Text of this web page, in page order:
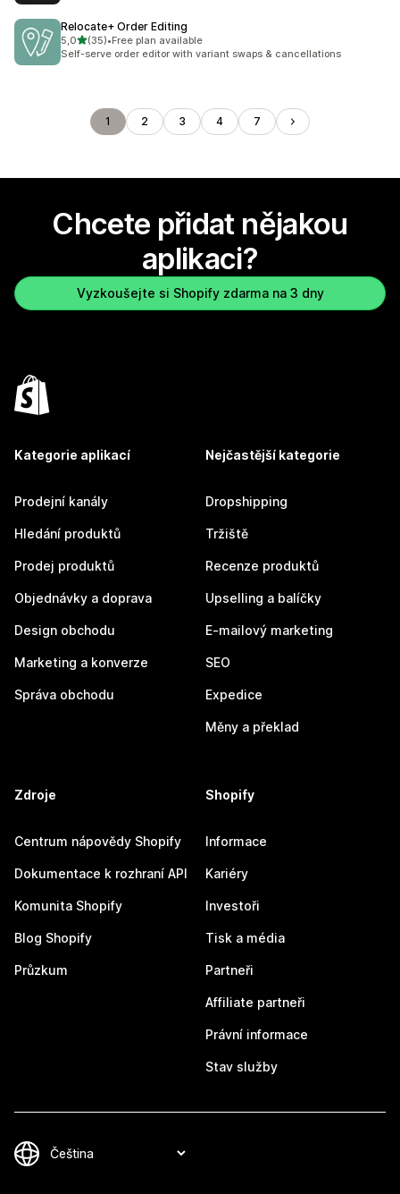
Relocate+ Order Editing
5,0z 5 hvězd
(35)
Celkový počet recenzí: 35
•Free plan available
Self-serve order editor with variant swaps & cancellations
1 2 3 4 7
Chcete přidat nějakou
aplikaci?
Vyzkoušejte si Shopify zdarma na 3 dny
Kategorie aplikací
Prodejní kanály
Hledání produktů
Prodej produktů
Objednávky a doprava
Design obchodu
Marketing a konverze
Správa obchodu
Nejčastější kategorie
Dropshipping
Tržiště
Recenze produktů
Upselling a balíčky
E-mailový marketing
SEO
Expedice
Měny a překlad
Zdroje
Centrum nápovědy Shopify
Dokumentace k rozhraní API
Komunita Shopify
Blog Shopify
Průzkum
Shopify
Informace
Kariéry
Investoři
Tisk a média
Partneři
Affiliate partneři
Právní informace
Stav služby